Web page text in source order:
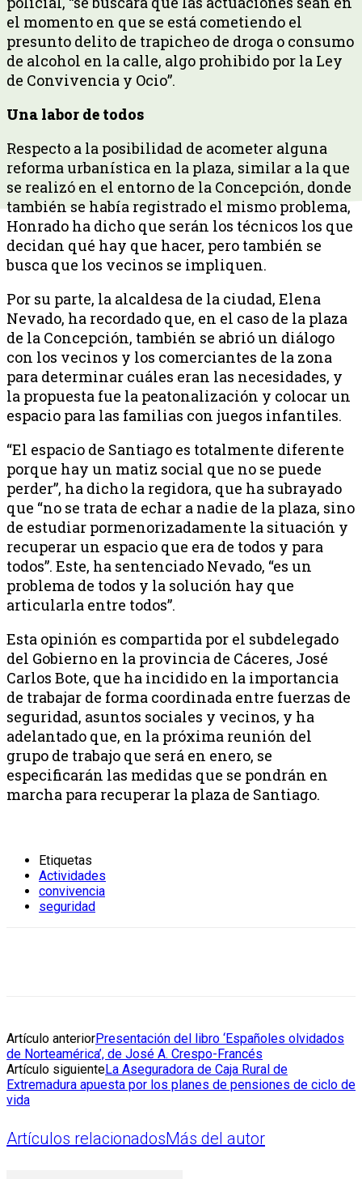
el momento en que se está cometiendo el
presunto delito de trapicheo de droga o consumo
de alcohol en la calle, algo prohibido por la Ley
de Convivencia y Ocio”.
Una labor de todos
Respecto a la posibilidad de acometer alguna
reforma urbanística en la plaza, similar a la que
se realizó en el entorno de la Concepción, donde
también se había registrado el mismo problema,
Honrado ha dicho que serán los técnicos los que
decidan qué hay que hacer, pero también se
busca que los vecinos se impliquen.
Por su parte, la alcaldesa de la ciudad, Elena
Nevado, ha recordado que, en el caso de la plaza
de la Concepción, también se abrió un diálogo
con los vecinos y los comerciantes de la zona
para determinar cuáles eran las necesidades, y
la propuesta fue la peatonalización y colocar un
espacio para las familias con juegos infantiles.
“El espacio de Santiago es totalmente diferente
porque hay un matiz social que no se puede
perder”, ha dicho la regidora, que ha subrayado
que “no se trata de echar a nadie de la plaza, sino
de estudiar pormenorizadamente la situación y
recuperar un espacio que era de todos y para
todos”. Este, ha sentenciado Nevado, “es un
problema de todos y la solución hay que
articularla entre todos”.
Esta opinión es compartida por el subdelegado
del Gobierno en la provincia de Cáceres, José
Carlos Bote, que ha incidido en la importancia
de trabajar de forma coordinada entre fuerzas de
seguridad, asuntos sociales y vecinos, y ha
adelantado que, en la próxima reunión del
grupo de trabajo que será en enero, se
especificarán las medidas que se pondrán en
marcha para recuperar la plaza de Santiago.
Etiquetas
Actividades
convivencia
seguridad
Artículo anteriorPresentación del libro ‘Españoles olvidados
de Norteamérica’, de José A. Crespo-Francés
Artículo siguienteLa Aseguradora de Caja Rural de
Extremadura apuesta por los planes de pensiones de ciclo de
vida
Artículos relacionadosMás del autor